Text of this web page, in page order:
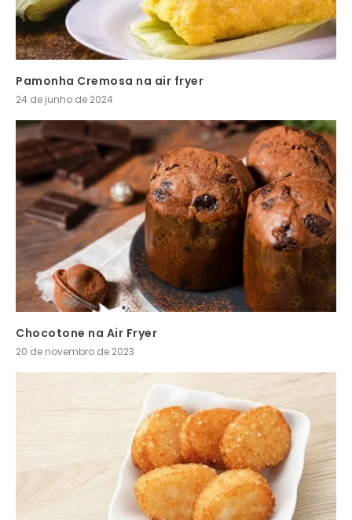
Pamonha Cremosa na air fryer
24 de junho de 2024
Chocotone na Air Fryer
20 de novembro de 2023